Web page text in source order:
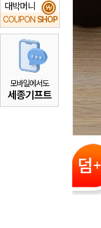
대박머니
COUPON SHOP
₩
모바일에서도
세종기프트